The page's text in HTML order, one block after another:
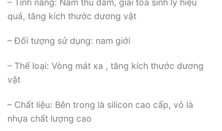
quả, tăng kích thước dương vật
– Đối tượng sử dụng: nam giới
– Thể loại: Vòng mát xa , tăng kích thước dương
vật
– Chất liệu: Bên trong là silicon cao cấp, vỏ là
nhựa chất lượng cao